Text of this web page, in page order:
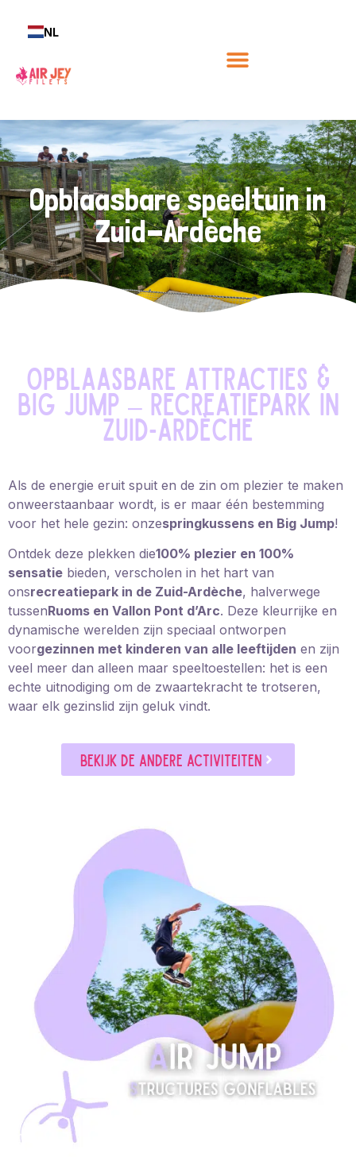
NL
Opblaasbare speeltuin in
Zuid-Ardèche
Opblaasbare attracties &
Big Jump – Recreatiepark in
Zuid-Ardèche
Als de energie eruit spuit en de zin om plezier te maken
onweerstaanbaar wordt, is er maar één bestemming
voor het hele gezin: onzespringkussens en Big Jump!
Ontdek deze plekken die100% plezier en 100%
sensatie bieden, verscholen in het hart van
onsrecreatiepark in de Zuid-Ardèche, halverwege
tussenRuoms en Vallon Pont d’Arc. Deze kleurrijke en
dynamische werelden zijn speciaal ontworpen
voorgezinnen met kinderen van alle leeftijden en zijn
veel meer dan alleen maar speeltoestellen: het is een
echte uitnodiging om de zwaartekracht te trotseren,
waar elk gezinslid zijn geluk vindt.
Bekijk de andere activiteiten